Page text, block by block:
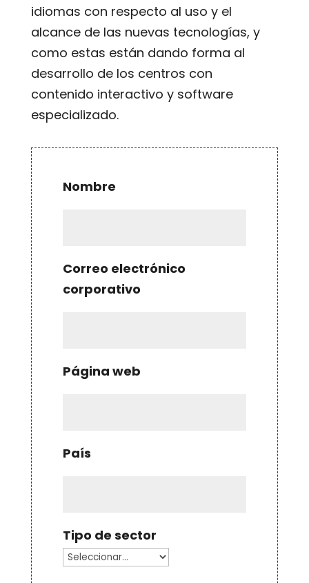
idiomas con respecto al uso y el
alcance de las nuevas tecnologías, y
como estas están dando forma al
desarrollo de los centros con
contenido interactivo y software
especializado.
Nombre
Correo electrónico
corporativo
Página web
País
Tipo de sector